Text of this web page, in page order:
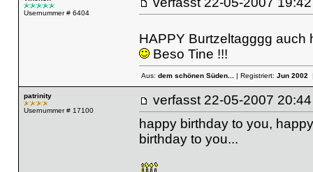
Usernummer # 6404
HAPPY Burtzeltagggg auch
Beso Tine !!!
Aus: dem schönen Süden...| Registriert: Jun 2002|
patrinity
Usernummer # 17100
verfasst 22-05-2007
happy birthday to you,
birthday to you...